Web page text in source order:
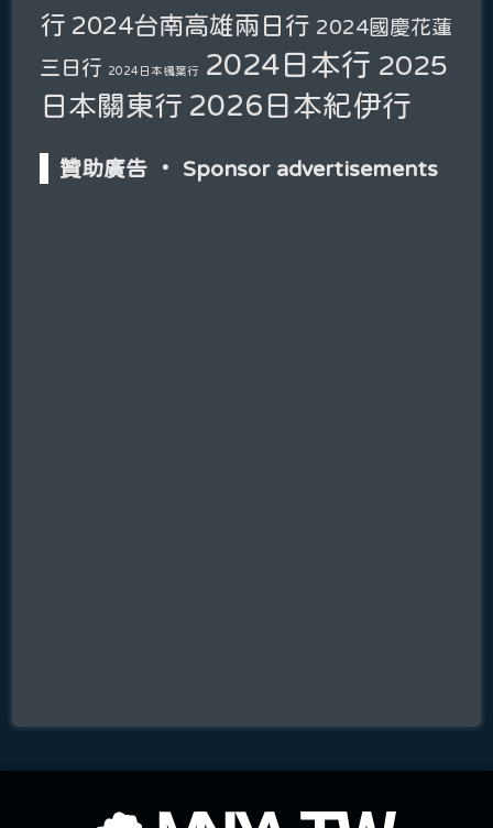
行 2024台南高雄兩日行 2024國慶花蓮
三日行 2024日本楓葉行 2024日本行 2025
日本關東行 2026日本紀伊行
贊助廣告 ‧ Sponsor advertisements